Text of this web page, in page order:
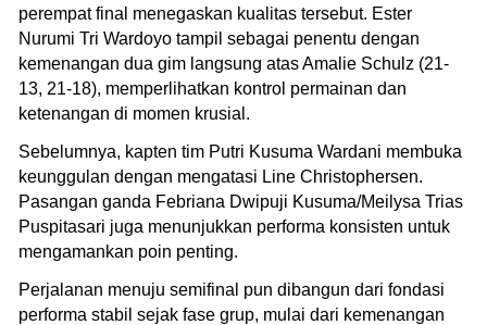
perempat final menegaskan kualitas tersebut. Ester
Nurumi Tri Wardoyo tampil sebagai penentu dengan
kemenangan dua gim langsung atas Amalie Schulz (21-
13, 21-18), memperlihatkan kontrol permainan dan
ketenangan di momen krusial.
Sebelumnya, kapten tim Putri Kusuma Wardani membuka
keunggulan dengan mengatasi Line Christophersen.
Pasangan ganda Febriana Dwipuji Kusuma/Meilysa Trias
Puspitasari juga menunjukkan performa konsisten untuk
mengamankan poin penting.
Perjalanan menuju semifinal pun dibangun dari fondasi
performa stabil sejak fase grup, mulai dari kemenangan